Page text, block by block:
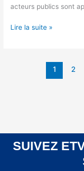
acteurs publics sont
Lire la suite »
1 2
SUIVEZ